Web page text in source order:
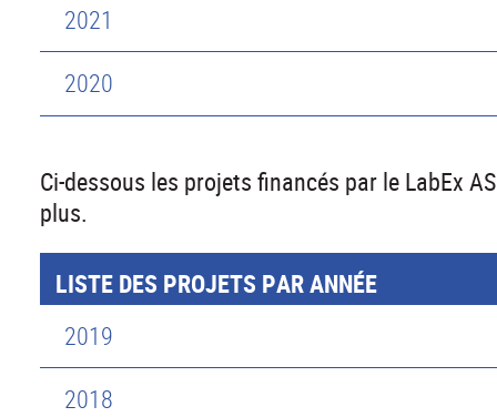
2021
2020
Ci-dessous les projets financés par le LabEx
plus.
LISTE DES PROJETS PAR ANNÉE
2019
2018